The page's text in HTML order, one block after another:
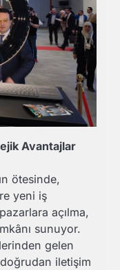
Avantajlar
ötesinde,
yeni iş
açılma,
sunuyor.
gelen
iletişim